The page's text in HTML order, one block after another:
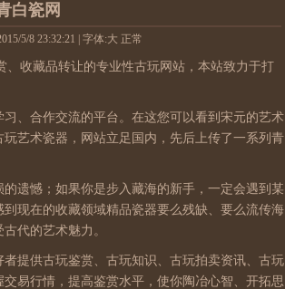
白瓷网
5/8 23:32:21 | 字体:大 正常
、收藏品转让的专业性古玩网站，本站致力于打
、合作交流的平台。在这您可以看到宋元的艺术
艺术瓷器，网站立足国内，先后上传了一系列青
遗憾；如果你是步入藏海的新手，一定会遇到某
现在的收藏领域精品瓷器要么残缺、要么流传海
代的艺术魅力。
提供古玩鉴赏、古玩知识、古玩拍卖资讯、古玩
易行情，提高鉴赏水平，使你陶冶心智、开拓思